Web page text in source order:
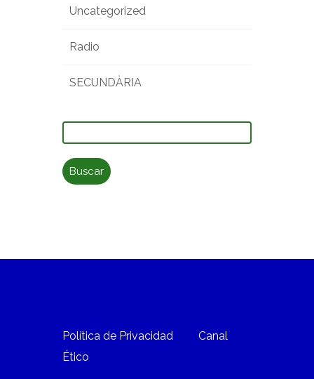
Uncategorized
Radio
SECUNDÀRIA
Política de Privacidad
Canal
Ético